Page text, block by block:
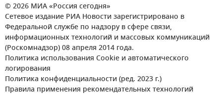
© 2026 МИА «Россия сегодня»
Сетевое издание РИА Новости зарегистрировано в
Федеральной службе по надзору в сфере связи,
информационных технологий и массовых коммуникаций
(Роскомнадзор) 08 апреля 2014 года.
Политика использования Cookie и автоматического
логирования
Политика конфиденциальности (ред. 2023 г.)
Правила применения рекомендательных технологий